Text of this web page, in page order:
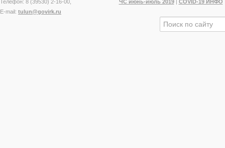
Телефон: 8 (39530) 2-16-00,
E-mail: tulun@govirk.ru
ЧС июнь-июль 2019| COVID-19 ИНФО